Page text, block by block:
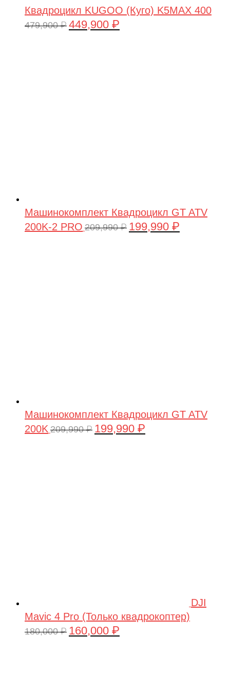
Квадроцикл KUGOO (Куго) K5MAX 400
479,900₽ Первоначальная
449,900 ₽
Машинокомплект Квадроцикл GT ATV
200K-2 PRO 209,990₽ Первоначальная
199,990 ₽
Машинокомплект Квадроцикл GT ATV
200K 209,990₽ Первоначальная
199,990 ₽
DJI
Mavic 4 Pro (Только квадрокоптер)
180,000₽ Первоначальная
160,000 ₽